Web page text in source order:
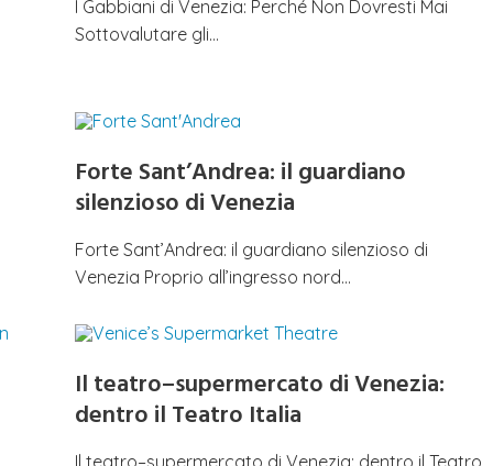
I Gabbiani di Venezia: Perché Non Dovresti Mai
Sottovalutare gli…
Forte Sant’Andrea: il guardiano
silenzioso di Venezia
Forte Sant’Andrea: il guardiano silenzioso di
Venezia Proprio all’ingresso nord…
Il teatro–supermercato di Venezia:
dentro il Teatro Italia
Il teatro–supermercato di Venezia: dentro il Teatro